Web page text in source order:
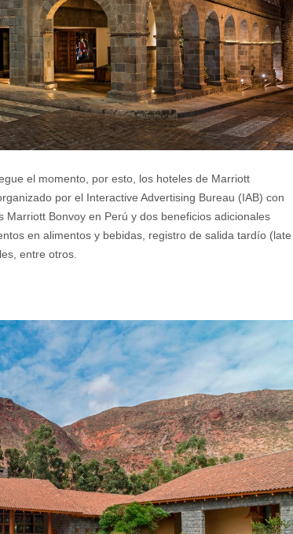
el momento, por esto, los hoteles de Marriott
por el Interactive Advertising Bureau (IAB) con
Bonvoy en Perú y dos beneficios adicionales
en alimentos y bebidas, registro de salida tardío (late
entre otros.